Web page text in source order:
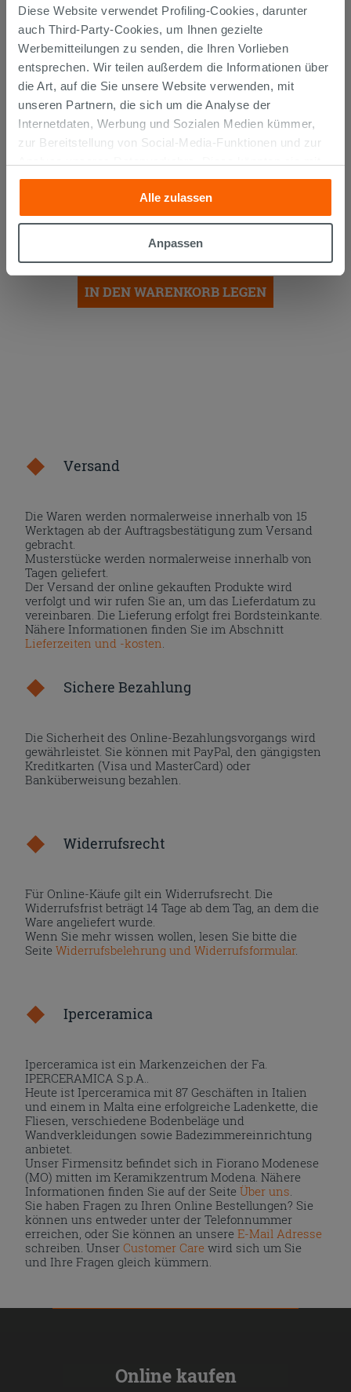
Diese Website verwendet Profiling-Cookies, darunter
auch Third-Party-Cookies, um Ihnen gezielte
Werbemitteilungen zu senden, die Ihren Vorlieben
entsprechen. Wir teilen außerdem die Informationen über
die Art, auf die Sie unsere Website verwenden, mit
unseren Partnern, die sich um die Analyse der
Internetdaten, Werbung und Sozialen Medien kümmer,
zur Bereitstellung von Social-Media-Funktionen und zur
anderen Informationen, die Sie ihnen geliefert haben oder
die sie aufgrund Ihrer Verwendung ihrer Dienste
gesammelt haben, kombinieren. Falls Sie mehr wissen
möchten oder Ihre Zustimmung zu allen oder einigen
Zustimmung kann durch Klicken auf die Schaltfläche
„Cookies akzeptieren“ gegeben werden. Wenn Sie auf
die Schaltfläche "X" klicken, können Sie das Surfen erst
Alle zulassen
Anpassen
EINBAUWASCHTISCH UNITOP SLIM
61x46 cm HARZ WEISS GLÄNZEND
104,90 € /STK.
IN DEN WARENKORB LEGEN
Versand
Die Waren werden normalerweise innerhalb von 15
Werktagen ab der Auftragsbestätigung zum Versand
gebracht.
Musterstücke werden normalerweise innerhalb von
Tagen geliefert.
Der Versand der online gekauften Produkte wird
verfolgt und wir rufen Sie an, um das Lieferdatum zu
vereinbaren. Die Lieferung erfolgt frei Bordsteinkante.
Nähere Informationen finden Sie im Abschnitt
Lieferzeiten und -kosten.
Sichere Bezahlung
Die Sicherheit des Online-Bezahlungsvorgangs wird
gewährleistet. Sie können mit PayPal, den gängigsten
Kreditkarten (Visa und MasterCard) oder
Banküberweisung bezahlen.
Widerrufsrecht
Für Online-Käufe gilt ein Widerrufsrecht. Die
Widerrufsfrist beträgt 14 Tage ab dem Tag, an dem die
Ware angeliefert wurde.
Wenn Sie mehr wissen wollen, lesen Sie bitte die
SeiteWiderrufsbelehrung und Widerrufsformular.
Iperceramica
Iperceramica ist ein Markenzeichen der Fa.
IPERCERAMICA S.p.A..
Heute ist Iperceramica mit 87 Geschäften in Italien
und einem in Malta eine erfolgreiche Ladenkette, die
Fliesen, verschiedene Bodenbeläge und
Wandverkleidungen sowie Badezimmereinrichtung
anbietet.
Unser Firmensitz befindet sich in Fiorano Modenese
(MO) mitten im Keramikzentrum Modena. Nähere
Informationen finden Sie auf der Seite Über uns.
Sie haben Fragen zu Ihren Online Bestellungen? Sie
können uns entweder unter der Telefonnummer
erreichen, oder Sie können an unsereE-Mail Adresse
schreiben. UnserCustomer Care wird sich um Sie
und Ihre Fragen gleich kümmern.
Online kaufen